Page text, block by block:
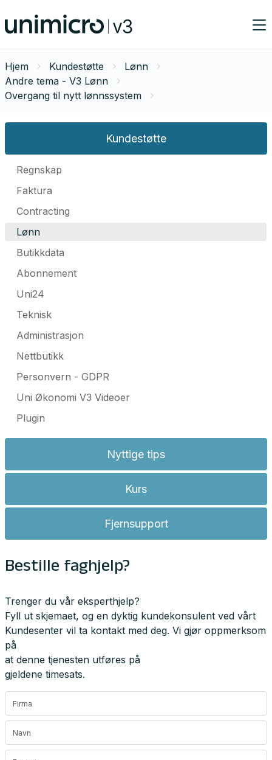
Hjem Kundestøtte
Lønn
Andre tema - V3 Lønn
Overgang til nytt lønnssystem
Kundestøtte
Regnskap
Faktura
Contracting
Lønn
Butikkdata
Abonnement
Uni24
Teknisk
Administrasjon
Nettbutikk
Personvern - GDPR
Uni Økonomi V3 Videoer
Plugin
Nyttige tips
Kurs
Fjernsupport
Bestille faghjelp?
Trenger du vår eksperthjelp?
Fyll ut skjemaet, og en dyktig kundekonsulent ved vårt
Kundesenter vil ta kontakt med deg. Vi gjør oppmerksom
på
at denne tjenesten utføres på
gjeldene timesats.